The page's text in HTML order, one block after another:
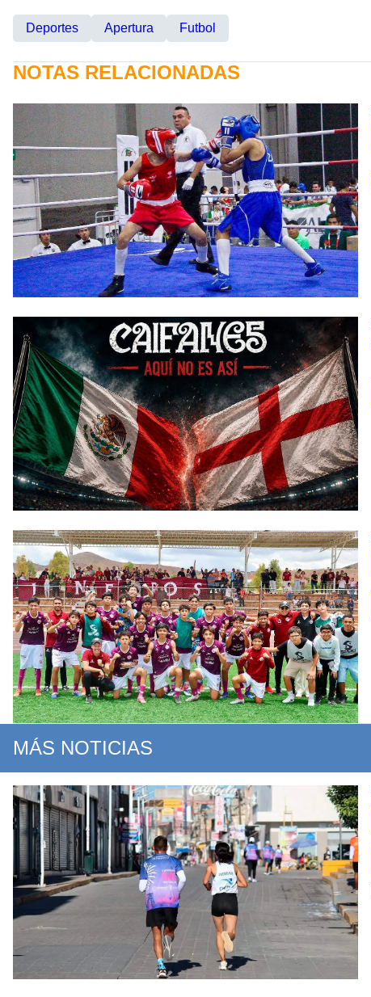
Deportes Apertura Futbol
NOTAS RELACIONADAS
MÁS NOTICIAS